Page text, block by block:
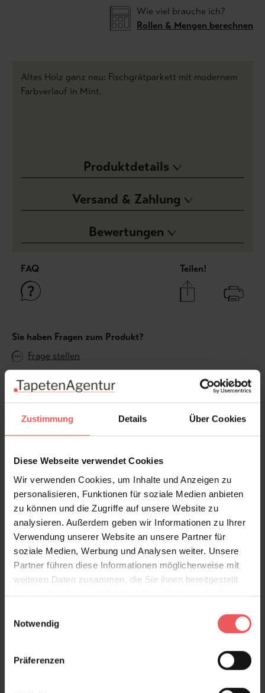
Zustimmung Details Über Cookies
Diese Webseite verwendet Cookies
Wir verwenden Cookies, um Inhalte und Anzeigen zu
personalisieren, Funktionen für soziale Medien anbieten
zu können und die Zugriffe auf unsere Website zu
analysieren. Außerdem geben wir Informationen zu Ihrer
Verwendung unserer Website an unsere Partner für
soziale Medien, Werbung und Analysen weiter. Unsere
Partner führen diese Informationen möglicherweise mit
weiteren Daten zusammen, die Sie ihnen bereitgestellt
haben oder die sie im Rahmen Ihrer Nutzung der Dienste
Notwendig
Präferenzen
Wie viel brauche ich?
Rollen & Mengen berechnen
Altes Holz ganz neu: Fischgrätparkett mit modernem
Farbverlauf in Mint.
Produktdetails
Versand & Zahlung
Bewertungen
FAQ Teilen!
Sie haben Fragen zum Produkt?
Frage stellen
Produktgalerie überspringen
Varianten